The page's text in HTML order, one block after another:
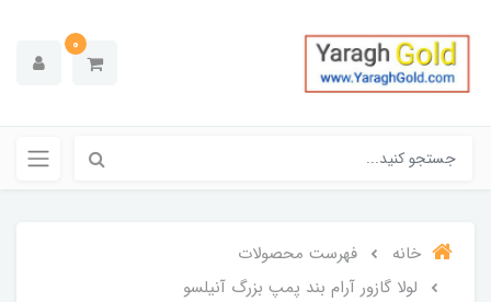
0
خانه
فهرست محصولات
لولا گازور آرام بند پمپ بزرگ آنیلسو